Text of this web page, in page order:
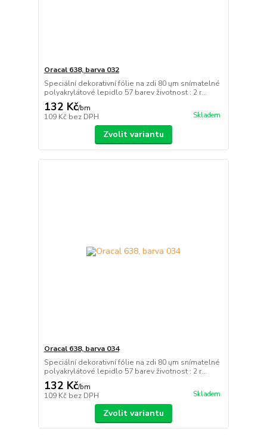
Oracal 638, barva 032
Speciální dekorativní fólie na zdi 80 ųm snímatelné
polyakrylátové lepidlo 57 barev životnost : 2 r...
132 Kč/bm
109 Kč bez DPH Skladem
Zvolit variantu
Oracal 638, barva 034
Speciální dekorativní fólie na zdi 80 ųm snímatelné
polyakrylátové lepidlo 57 barev životnost : 2 r...
132 Kč/bm
109 Kč bez DPH Skladem
Zvolit variantu